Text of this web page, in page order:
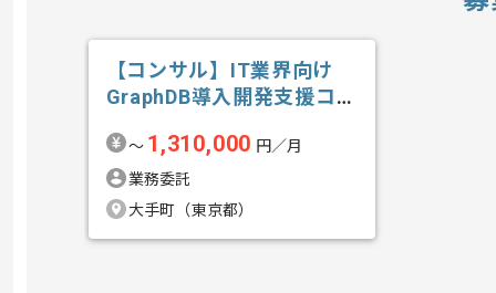
【コンサル】IT業界向け
GraphDB導入開発支援コン
〜 1,310,000 円／月
業務委託
大手町（東京都）